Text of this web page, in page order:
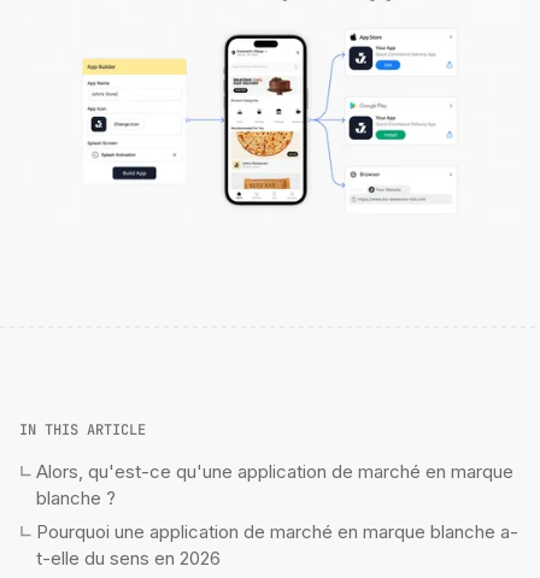
IN THIS ARTICLE
Alors, qu'est-ce qu'une application de marché en marque
blanche ?
Pourquoi une application de marché en marque blanche a-
t-elle du sens en 2026